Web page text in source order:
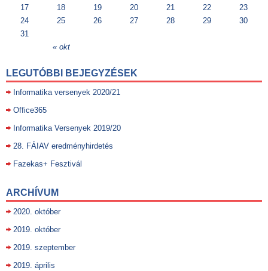
« okt
17
18 19 20 21 22
23
24
25 26 27 28 29
30
31
LEGUTÓBBI BEJEGYZÉSEK
Informatika versenyek 2020/21
Office365
Informatika Versenyek 2019/20
28. FÁIAV eredményhirdetés
Fazekas+ Fesztivál
ARCHÍVUM
2020. október
2019. október
2019. szeptember
2019. április